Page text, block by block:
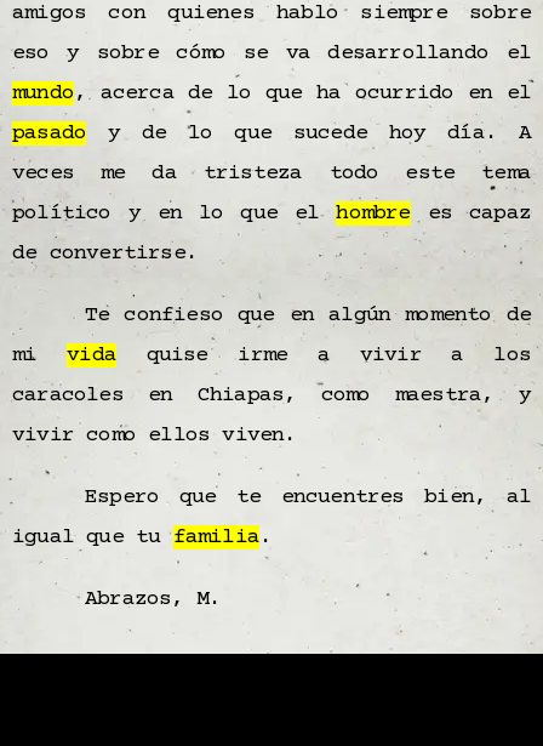
amigos con quienes hablo siempre sobre
eso y sobre cómo se va desarrollando el
mundo , acerca de lo que ha ocurrido en el
pasado y de lo que sucede hoy día. A
veces me da tristeza todo este tema
político y en lo que elhombrees capaz
de convertirse.
Te confieso que en algún momento de
mividaquise irme a vivir a los
caracoles en Chiapas, como maestra, y
vivir como ellos viven.
Espero que te encuentres bien, al
igual que tufamilia .
Abrazos, M.